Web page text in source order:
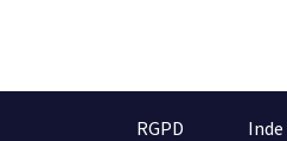
RGPD Inde